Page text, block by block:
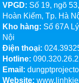
VPGD: Số 19, ngõ
Hoàn Kiếm, Tp. Hà
Kho hàng: Số 67A
Nội
Điện thoại:
Hotline:
Email:
Website: